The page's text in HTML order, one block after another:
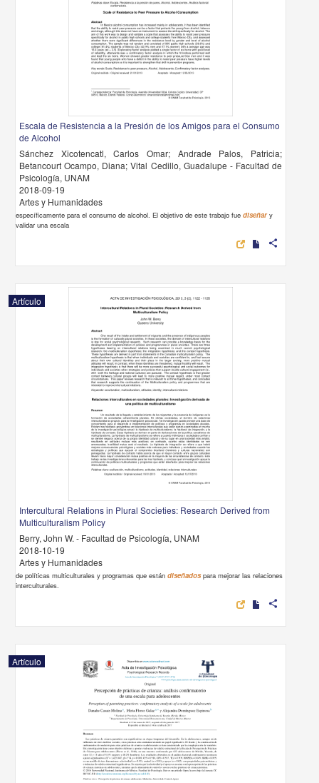
Escala de Resistencia a la Presión de los Amigos para el Consumo
de Alcohol
Sánchez Xicotencatl, Carlos Omar; Andrade Palos, Patricia;
Betancourt Ocampo, Diana; Vital Cedillo, Guadalupe - Facultad de
Psicología, UNAM
2018-09-19
Artes y Humanidades
específicamente para el consumo de alcohol. El objetivo de este trabajo fuediseñary
validar una escala
share
Artículo
Intercultural Relations in Plural Societies: Research Derived from
Multiculturalism Policy
Berry, John W. - Facultad de Psicología, UNAM
2018-10-19
Artes y Humanidades
de políticas multiculturales y programas que estándiseñadospara mejorar las relaciones
interculturales.
share
Artículo